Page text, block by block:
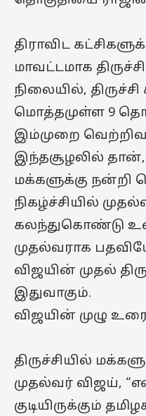
திராவிட
மாவட்டமாக
நிலையில்,
மொத்தமுள்ள 9
இம்முறை
இந்தசூழலில் தான்,
மக்களுக்கு நன்றி
நிகழ்ச்சியில்
கலந்துகொண்டு
முதல்வராக
விஜயின் முதல்
இதுவாகும்.
விஜயின் முழு
திருச்சியில்
முதல்வர் விஜய்,
குடியிருக்கும்